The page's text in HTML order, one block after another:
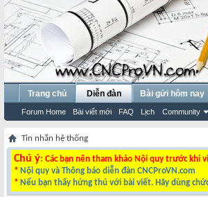
Trang chủ Diễn đàn
Forum Home Bài viết mới FAQ Lịch Community
Bài gửi hôm nay
Tin nhắn hệ thống
Chú ý: Các bạn nên tham khảo Nội quy trước khi
* Nội quy và Thông báo diễn đàn CNCProVN.com
* Nếu bạn thấy hứng thú với bài viết. Hãy dùng